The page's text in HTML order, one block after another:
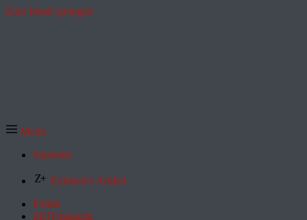
Zum Inhalt springen
Menü
Startseite
Exklusive Artikel
Politik
ZEITmagazin